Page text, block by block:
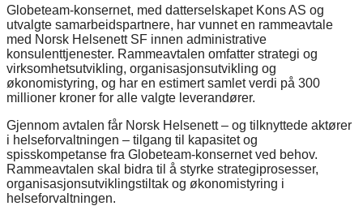
Globeteam-konsernet, med datterselskapet Kons AS og
utvalgte samarbeidspartnere, har vunnet en rammeavtale
med Norsk Helsenett SF innen administrative
konsulenttjenester. Rammeavtalen omfatter strategi og
virksomhetsutvikling, organisasjonsutvikling og
økonomistyring, og har en estimert samlet verdi på 300
millioner kroner for alle valgte leverandører.
Gjennom avtalen får Norsk Helsenett – og tilknyttede aktører
i helseforvaltningen – tilgang til kapasitet og
spisskompetanse fra Globeteam-konsernet ved behov.
Rammeavtalen skal bidra til å styrke strategiprosesser,
organisasjonsutviklingstiltak og økonomistyring i
helseforvaltningen.